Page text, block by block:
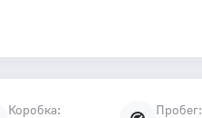
Коробка: Пробег: